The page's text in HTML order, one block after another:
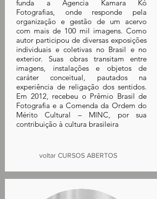
funda a Agencia Kamara Kó
Fotografias, onde responde pela
organização e gestão de um acervo
com mais de 100 mil imagens. Como
autor participou de diversas exposições
individuais e coletivas no Brasil e no
exterior. Suas obras transitam entre
imagens, instalações e objetos de
caráter conceitual, pautados na
experiência de religação dos sentidos.
Em 2012, recebeu o Prêmio Brasil de
Fotografia e a Comenda da Ordem do
Mérito Cultural – MINC, por sua
contribuição à cultura brasileira
voltar CURSOS ABERTOS